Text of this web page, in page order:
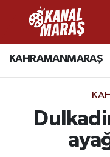
KAHRAMANMARAŞ
CANLI YAYIN